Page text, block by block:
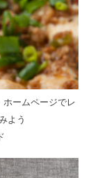
ホームページでレ
よう